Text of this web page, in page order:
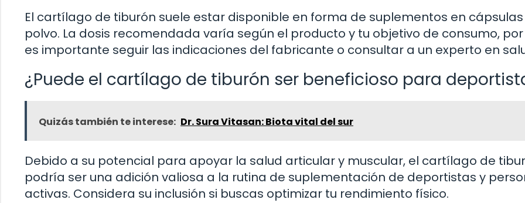
El cartílago de tiburón suele estar disponible en forma de suplementos en cápsulas
polvo. La dosis recomendada varía según el producto y tu objetivo de consumo,
es importante seguir las indicaciones del fabricante o consultar a un experto en
¿Puede el cartílago de tiburón ser beneficioso para
Quizás también te interese: Dr. Sura Vitasan: Biota vital del sur
Debido a su potencial para apoyar la salud articular y muscular, el cartílago de
podría ser una adición valiosa a la rutina de suplementación de deportistas y
activas. Considera su inclusión si buscas optimizar tu rendimiento físico.